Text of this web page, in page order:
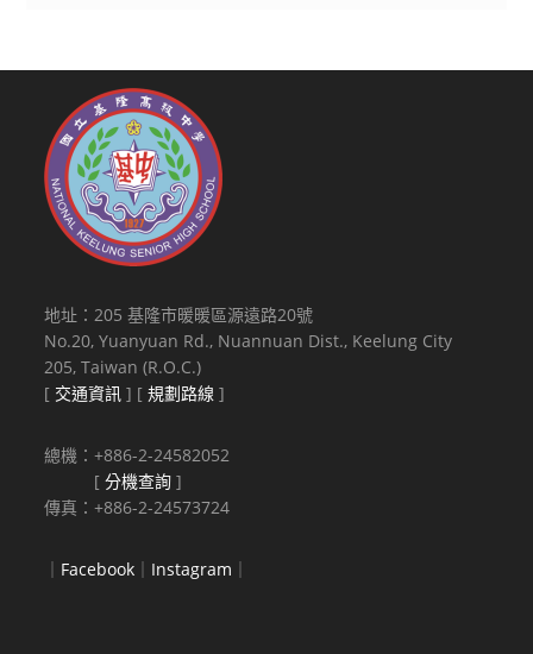
地址：205 基隆市暖暖區源遠路20號
No.20, Yuanyuan Rd., Nuannuan Dist., Keelung City
205, Taiwan (R.O.C.)
[ 交通資訊 ] [規劃路線 ]
總機：+886-2-24582052
[分機查詢 ]
傳真：+886-2-24573724
｜ Facebook ｜ Instagram ｜